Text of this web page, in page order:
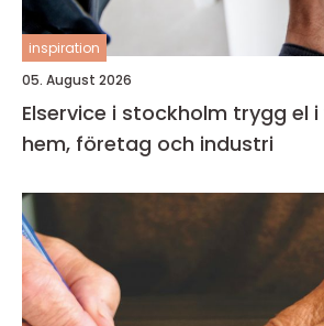
inspiration
05. August 2026
Elservice i stockholm trygg el i vardagen för
hem, företag och industri